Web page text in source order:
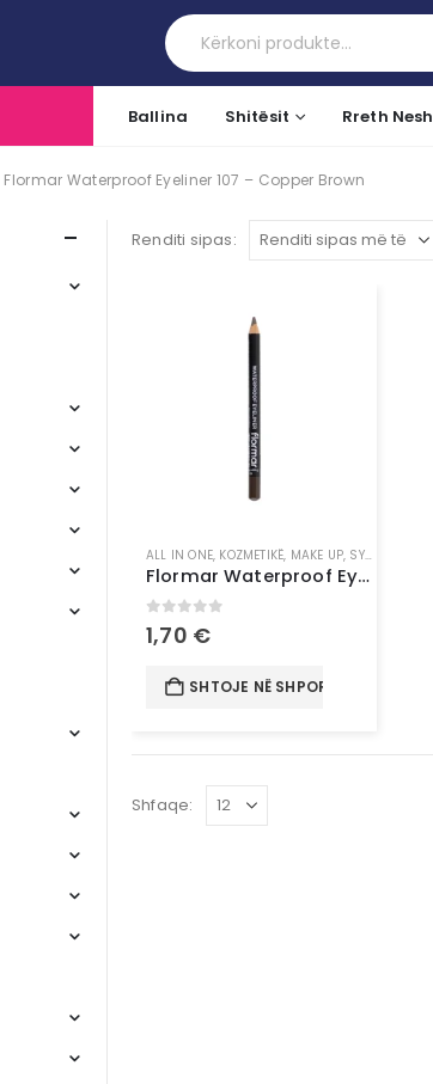
Ballina Shitësit Rreth Nesh
Flormar Waterproof Eyeliner 107 – Copper Brown
Renditi sipas:
ALL IN ONE, KOZMETIKË, MAKE UP, SYTË
Flormar Waterproof Eyeliner 107 – Copper Brown
out of 5
1,70 €
SHTOJE NË SHPORTË
Shfaqe: